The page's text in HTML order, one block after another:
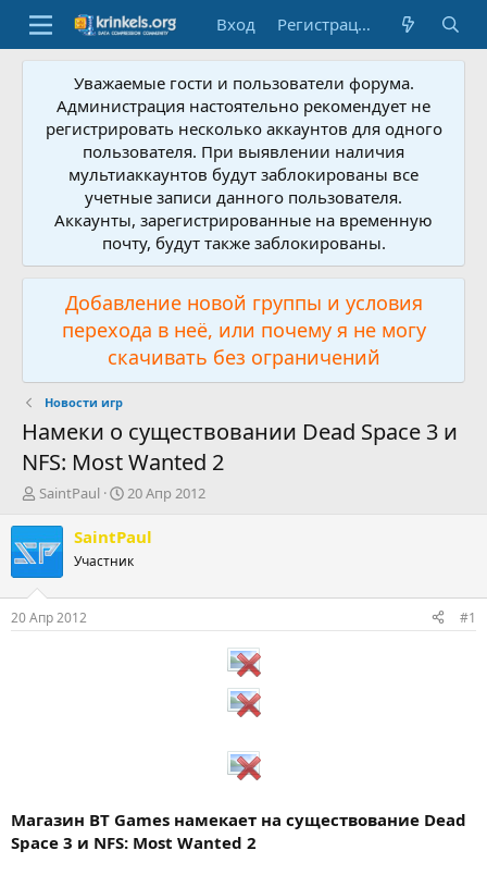
Вход Регистрация
Уважаемые гости и пользователи форума.
Администрация настоятельно рекомендует не
регистрировать несколько аккаунтов для одного
пользователя. При выявлении наличия
мультиаккаунтов будут заблокированы все
учетные записи данного пользователя.
Аккаунты, зарегистрированные на временную
почту, будут также заблокированы.
Добавление новой группы и условия
перехода в неё, или почему я не могу
скачивать без ограничений
Новости игр
Намеки о существовании Dead Space 3 и
NFS: Most Wanted 2
А
т
о
р
т
м
SaintPaul
Д
т
н
а
20 Апр 2012
SaintPaul
Участник
20 Апр 2012 #1
Магазин BT Games намекает на существование Dead
Space 3 и NFS: Most Wanted 2